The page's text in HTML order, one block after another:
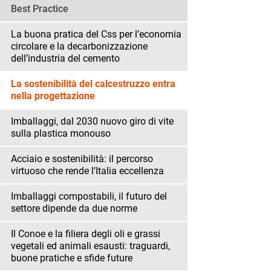
Best Practice
La buona pratica del Css per l’economia
circolare e la decarbonizzazione
dell’industria del cemento
La sostenibilità del calcestruzzo entra
nella progettazione
Imballaggi, dal 2030 nuovo giro di vite
sulla plastica monouso
Acciaio e sostenibilità: il percorso
virtuoso che rende l’Italia eccellenza
Imballaggi compostabili, il futuro del
settore dipende da due norme
Il Conoe e la filiera degli oli e grassi
vegetali ed animali esausti: traguardi,
buone pratiche e sfide future